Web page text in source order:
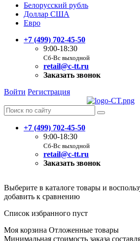
Белорусский рубль
Доллар США
Евро
+7 (499) 702-45-50
9:00-18:30
Сб-Вс выходной
retail@c-tt.ru
Заказать звонок
Войти Регистрация
+7 (499) 702-45-50
9:00-18:30
Сб-Вс выходной
retail@c-tt.ru
Заказать звонок
Выберите в каталоге товары и
добавить к сравнению
Список избранного пуст
Моя корзина Отложенные товары
Минимальная стоимость заказа